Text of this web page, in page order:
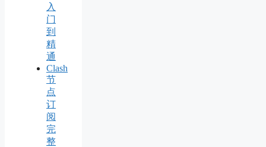
入
门
到
精
通
Clash
节
点
订
阅
完
整